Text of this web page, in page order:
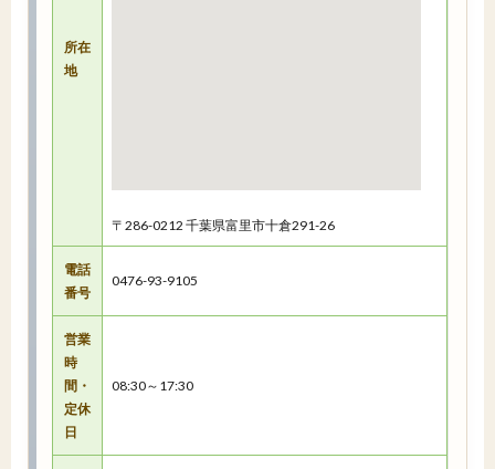
所在
地
〒286-0212 千葉県富里市十倉291-26
電話
番号
0476-93-9105
営業
時
間・
定休
日
08:30～17:30